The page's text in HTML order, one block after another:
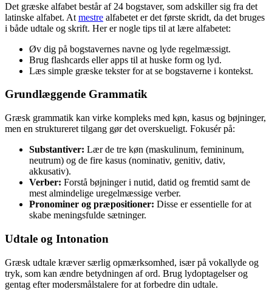
Det græske alfabet består af 24 bogstaver, som adskiller sig fra det
latinske alfabet. At mestre alfabetet er det første skridt, da det bruges
i både udtale og skrift. Her er nogle tips til at lære alfabetet:
Øv dig på bogstavernes navne og lyde regelmæssigt.
Brug flashcards eller apps til at huske form og lyd.
Læs simple græske tekster for at se bogstaverne i kontekst.
Grundlæggende Grammatik
Græsk grammatik kan virke kompleks med køn, kasus og bøjninger,
men en struktureret tilgang gør det overskueligt. Fokusér på:
Substantiver: Lær de tre køn (maskulinum, femininum,
neutrum) og de fire kasus (nominativ, genitiv, dativ,
akkusativ).
Verber: Forstå bøjninger i nutid, datid og fremtid samt de
mest almindelige uregelmæssige verber.
Pronominer og præpositioner: Disse er essentielle for at
skabe meningsfulde sætninger.
Udtale og Intonation
Græsk udtale kræver særlig opmærksomhed, især på vokallyde og
tryk, som kan ændre betydningen af ord. Brug lydoptagelser og
gentag efter modersmålstalere for at forbedre din udtale.